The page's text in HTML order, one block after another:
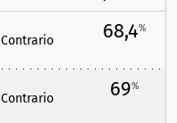
Contrario 68,4%
Contrario 69%